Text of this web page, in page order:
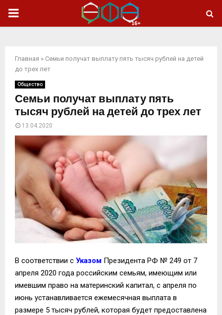
ОСНОВНОЕ
Главная » Семьи получат выплату пять тысяч рублей на детей
до трех лет
Общество
Семьи получат выплату пять
тысяч рублей на детей до трех лет
13.04.2020
В соответствии с Указом Президента РФ № 249 от 7
апреля 2020 года российским семьям, имеющим или
имевшим право на материнский капитал, с апреля по
июнь устанавливается ежемесячная выплата в
размере 5 тысяч рублей, которая будет предоставлена